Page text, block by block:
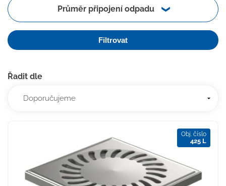
Průměr připojení odpadu
Filtrovat
Řadit dle
Obj. číslo
425 L